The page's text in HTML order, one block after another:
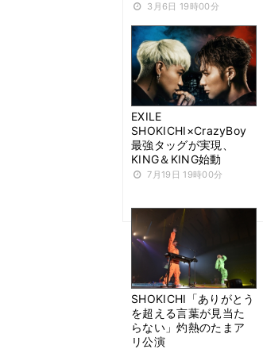
3月6日 19時00分
EXILE
SHOKICHI×CrazyBoy
最強タッグが実現、
KING＆KING始動
7月19日 19時00分
SHOKICHI「ありがとう
を超える言葉が見当た
らない」灼熱のたまア
リ公演